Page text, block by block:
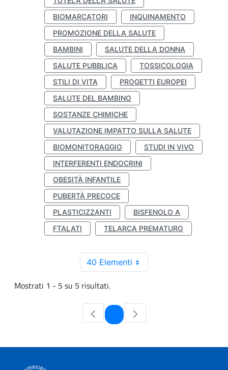
BIOMARCATORI
INQUINAMENTO
PROMOZIONE DELLA SALUTE
BAMBINI
SALUTE DELLA DONNA
SALUTE PUBBLICA
TOSSICOLOGIA
STILI DI VITA
PROGETTI EUROPEI
SALUTE DEL BAMBINO
SOSTANZE CHIMICHE
VALUTAZIONE IMPATTO SULLA SALUTE
BIOMONITORAGGIO
STUDI IN VIVO
INTERFERENTI ENDOCRINI
OBESITÀ INFANTILE
PUBERTÀ PRECOCE
PLASTICIZZANTI
BISFENOLO A
FTALATI
TELARCA PREMATURO
40 Elementi
Mostrati 1 - 5 su 5 risultati.
Pagina